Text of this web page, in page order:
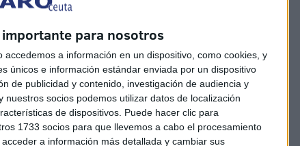
para nosotros
accedemos a información en un dispositivo, como cookies, y
únicos e información estándar enviada por un dispositivo
de publicidad y contenido, investigación de audiencia y
nuestros socios podemos utilizar datos de localización
de dispositivos. Puede hacer clic para
1733 socios para que llevemos a cabo el procesamiento
a información más detallada y cambiar sus
, el 5 de noviembre de
una ciudad moderna, llena